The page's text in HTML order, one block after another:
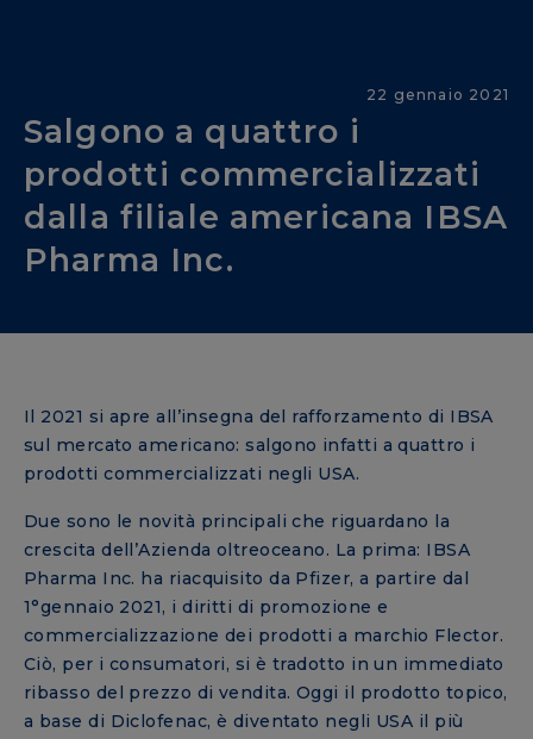
22 gennaio 2021
Salgono a quattro i
prodotti commercializzati
dalla filiale americana IBSA
Pharma Inc.
Il 2021 si apre all’insegna del rafforzamento di IBSA
sul mercato americano: salgono infatti a quattro i
prodotti commercializzati negli USA.
Due sono le novità principali che riguardano la
crescita dell’Azienda oltreoceano. La prima: IBSA
Pharma Inc. ha riacquisito da Pfizer, a partire dal
1°gennaio 2021, i diritti di promozione e
commercializzazione dei prodotti a marchio Flector.
Ciò, per i consumatori, si è tradotto in un immediato
ribasso del prezzo di vendita. Oggi il prodotto topico,
a base di Diclofenac, è diventato negli USA il più